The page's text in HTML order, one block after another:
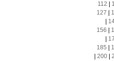
112
127
156
185
200|